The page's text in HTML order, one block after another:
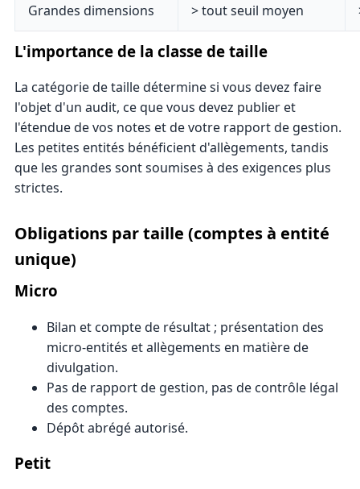
Grandes dimensions > tout seuil moyen
L'importance de la classe de taille
La catégorie de taille détermine si vous devez faire
l'objet d'un audit, ce que vous devez publier et
l'étendue de vos notes et de votre rapport de gestion.
Les petites entités bénéficient d'allègements, tandis
que les grandes sont soumises à des exigences plus
strictes.
Obligations par taille (comptes à entité
unique)
Micro
Bilan et compte de résultat ; présentation des
micro-entités et allègements en matière de
divulgation.
Pas de rapport de gestion, pas de contrôle légal
des comptes.
Dépôt abrégé autorisé.
Petit